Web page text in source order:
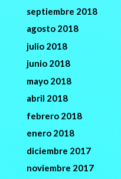
septiembre 2018
agosto 2018
julio 2018
junio 2018
mayo 2018
abril 2018
febrero 2018
enero 2018
diciembre 2017
noviembre 2017